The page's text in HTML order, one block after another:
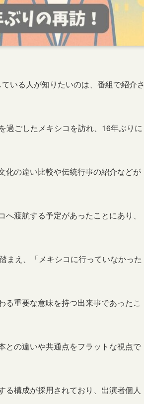
いる人が知りたいのは、番組で紹介さ
過ごしたメキシコを訪れ、16年ぶりに
化の違い比較や伝統行事の紹介などが
渡航する予定があったことにあり、
まえ、「メキシコに行っていなかった
る重要な意味を持つ出来事であったこ
との違いや共通点をフラットな視点で
る構成が採用されており、出演者個人